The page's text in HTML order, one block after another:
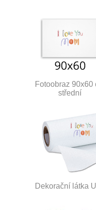
Fotoobraz 90x60
střední
Dekorační látka